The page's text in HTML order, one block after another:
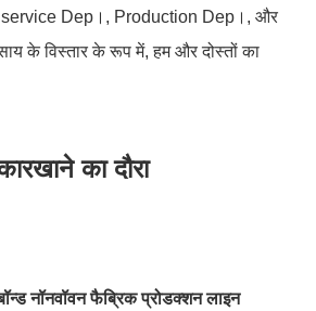
Dep।, Production Dep।, और
के विस्तार के रूप में, हम और दोस्तों का
का दौरा
नॉनवॉवन फैब्रिक प्रोडक्शन लाइन